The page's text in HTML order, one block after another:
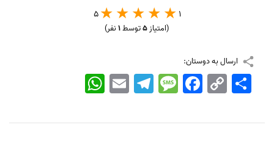
1
5
(امتیاز5توسط1نفر)
ارسال به دوستان:
WhatsApp EmailTelegramMessageFacebook Copy
Link
اشتراک